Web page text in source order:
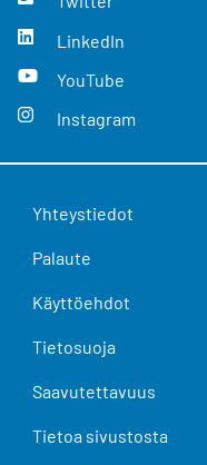
LinkedIn
YouTube
Instagram
Yhteystiedot
Palaute
Käyttöehdot
Tietosuoja
Saavutettavuus
Tietoa sivustosta